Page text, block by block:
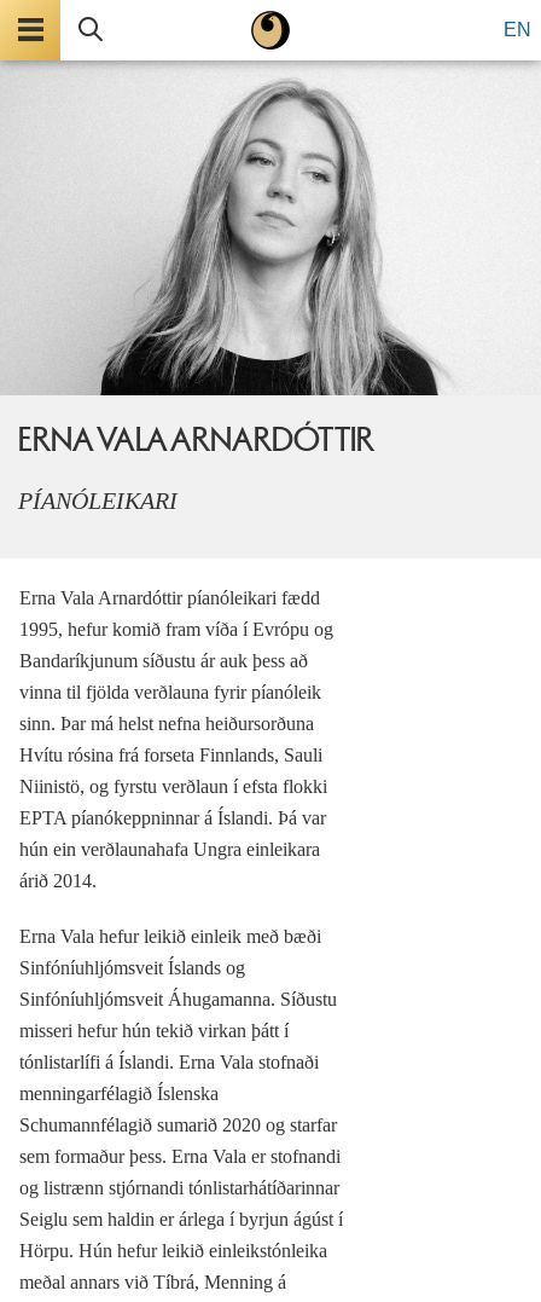
EN
ERNA VALA ARNARDÓTTIR
PÍANÓLEIKARI
Erna Vala Arnardóttir píanóleikari fædd
1995, hefur komið fram víða í Evrópu og
Bandaríkjunum síðustu ár auk þess að
vinna til fjölda verðlauna fyrir píanóleik
sinn. Þar má helst nefna heiðursorðuna
Hvítu rósina frá forseta Finnlands, Sauli
Niinistö, og fyrstu verðlaun í efsta flokki
EPTA píanókeppninnar á Íslandi. Þá var
hún ein verðlaunahafa Ungra einleikara
árið 2014.
Erna Vala hefur leikið einleik með bæði
Sinfóníuhljómsveit Íslands og
Sinfóníuhljómsveit Áhugamanna. Síðustu
misseri hefur hún tekið virkan þátt í
tónlistarlífi á Íslandi. Erna Vala stofnaði
menningarfélagið Íslenska
Schumannfélagið sumarið 2020 og starfar
sem formaður þess. Erna Vala er stofnandi
og listrænn stjórnandi tónlistarhátíðarinnar
Seiglu sem haldin er árlega í byrjun ágúst í
Hörpu. Hún hefur leikið einleikstónleika
meðal annars við Tíbrá, Menning á